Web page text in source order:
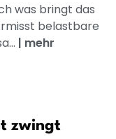
was bringt das
belastbare
| mehr
zwingt